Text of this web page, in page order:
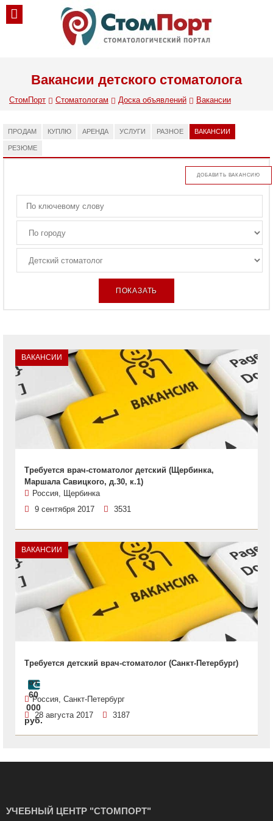
Вакансии детского стоматолога
СтомПорт Стоматологам Доска объявлений Вакансии
ПРОДАМ КУПЛЮ АРЕНДА УСЛУГИ РАЗНОЕ ВАКАНСИИ
РЕЗЮМЕ
ДОБАВИТЬ ВАКАНСИЮ
ВАКАНСИИ
Требуется врач-стоматолог детский (Щербинка,
Маршала Савицкого, д.30, к.1)
Россия, Щербинка
9 сентября 2017
3531
ВАКАНСИИ
Требуется детский врач-стоматолог (Санкт-Петербург)
от
60
000
руб.
Россия, Санкт-Петербург
28 августа 2017
3187
УЧЕБНЫЙ ЦЕНТР "СТОМПОРТ"